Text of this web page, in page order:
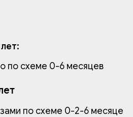
по схеме 0-6 месяцев
по схеме 0-2-6 месяце